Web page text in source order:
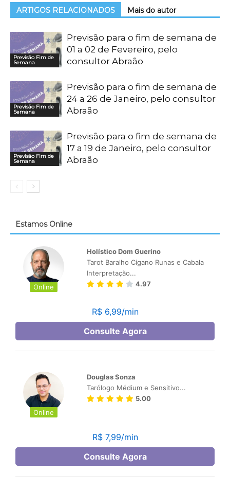
ARTIGOS RELACIONADOS Mais do autor
Previsão Fim de
Semana
Previsão para o fim de semana de
01 a 02 de Fevereiro, pelo
consultor Abraão
Previsão Fim de
Semana
Previsão para o fim de semana de
24 a 26 de Janeiro, pelo consultor
Abraão
Previsão Fim de
Semana
Previsão para o fim de semana de
17 a 19 de Janeiro, pelo consultor
Abraão
Estamos Online